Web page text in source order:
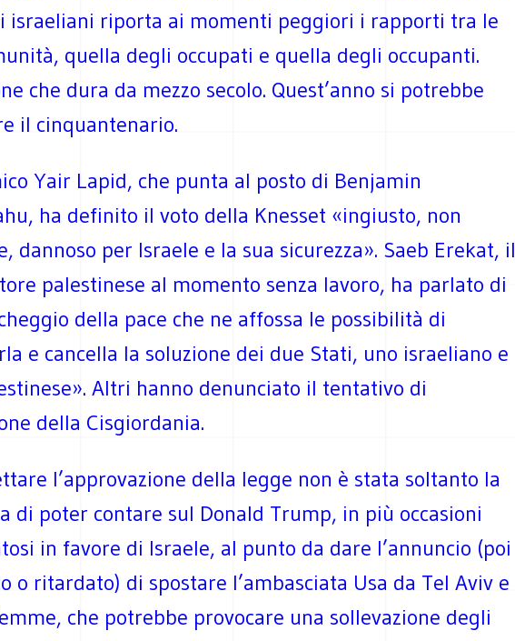
israeliani riporta ai momenti peggiori i rapporti tra le
quella degli occupati e quella degli occupanti.
che dura da mezzo secolo. Quest’anno si potrebbe
il cinquantenario.
Yair Lapid, che punta al posto di Benjamin
ha definito il voto della Knesset «ingiusto, non
dannoso per Israele e la sua sicurezza». Saeb Erekat, il
palestinese al momento senza lavoro, ha parlato di
della pace che ne affossa le possibilità di
e cancella la soluzione dei due Stati, uno israeliano e
Altri hanno denunciato il tentativo di
della Cisgiordania.
l’approvazione della legge non è stata soltanto la
di poter contare sul Donald Trump, in più occasioni
in favore di Israele, al punto da dare l’annuncio (poi
o ritardato) di spostare l’ambasciata Usa da Tel Aviv e
che potrebbe provocare una sollevazione degli